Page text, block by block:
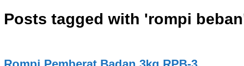
Posts tagged with 'rompi beban